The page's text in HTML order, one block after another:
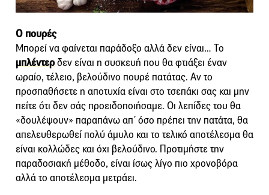
Ο πουρές
Μπορεί να φαίνεται παράδοξο αλλά δεν είναι… Το
μπλέντερδεν είναι η συσκευή που θα φτιάξει έναν
ωραίο, τέλειο, βελούδινο πουρέ πατάτας. Αν το
προσπαθήσετε η αποτυχία είναι στο τσεπάκι σας και μην
πείτε ότι δεν σάς προειδοποιήσαμε. Οι λεπίδες του θα
«δουλέψουν» παραπάνω απ΄ όσο πρέπει την πατάτα, θα
απελευθερωθεί πολύ άμυλο και το τελικό αποτέλεσμα θα
είναι κολλώδες και όχι βελούδινο. Προτιμήστε την
παραδοσιακή μέθοδο, είναι ίσως λίγο πιο χρονοβόρα
αλλά το αποτέλεσμα μετράει.